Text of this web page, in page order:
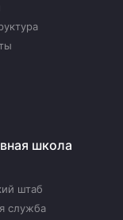
школа
штаб
служба